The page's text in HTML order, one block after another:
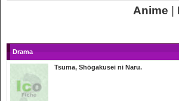
Anime
Drama
Tsuma, Shōgakusei ni Naru.